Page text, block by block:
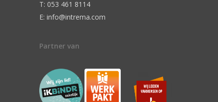
T: 053 461 8114
E: info@intrema.com
Partner van